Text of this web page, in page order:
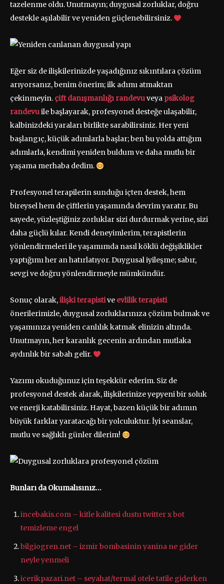
tazelenme oldu. Unutmayın; duygusal zorluklar, doğru
destekle aşılabilir ve yeniden güçlenebilirsiniz.
Eğer siz de ilişkilerinizde yaşadığınız sıkıntılara çözüm
arıyorsanız, benim önerim; ilk adımı atmaktan
çekinmeyin. çift danışmanlığı randevuveya psikolog
randevuile başlayarak, profesyonel desteğe ulaşabilir,
kalbinizdeki yaraları birlikte sarabilirsiniz. Her yeni
başlangıç, küçük adımlarla başlar; ben bu yolda attığım
adımlarla, kendimi yeniden buldum ve daha mutlu bir
yaşama merhaba dedim.
Profesyonel terapilerin sunduğu içten destek, hem
bireysel hem de çiftlerin yaşamında devrim yaratır. Bu
sayede, yüzleştiğiniz zorluklar sizi durdurmak yerine, sizi
daha güçlü kılar. Kendi deneyimlerim, terapistlerin
yönlendirmeleri ile yaşamımda nasıl köklü değişiklikler
yaptığımı her an hatırlatıyor. Duygusal iyileşme; sabır,
sevgi ve doğru yönlendirmeyle mümkündür.
Sonuç olarak,ilişki terapistive evlilik terapisti
önerilerimizle, duygusal zorluklarınıza çözüm bulmak ve
yaşamınıza yeniden canlılık katmak elinizin altında.
Unutmayın, her karanlık gecenin ardından mutlaka
aydınlık bir sabah gelir.
Yazımı okuduğunuz için teşekkür ederim. Siz de
profesyonel destek alarak, ilişkilerinize yepyeni bir soluk
ve enerji katabilirsiniz. Hayat, bazen küçük bir adımın
büyük farklar yaratacağı bir yolculuktur. İyi seanslar,
mutlu ve sağlıklı günler dilerim!
Bunları da Okumalısınız…
incebakis.com – kitle kalitesi dustu twitter x bot
temizleme engel
bilgiogren.net – izmir bombasinin yanina ne gider
neyle yenmeli
icerikpazari.net – seyahat/termal otele tatile giderken